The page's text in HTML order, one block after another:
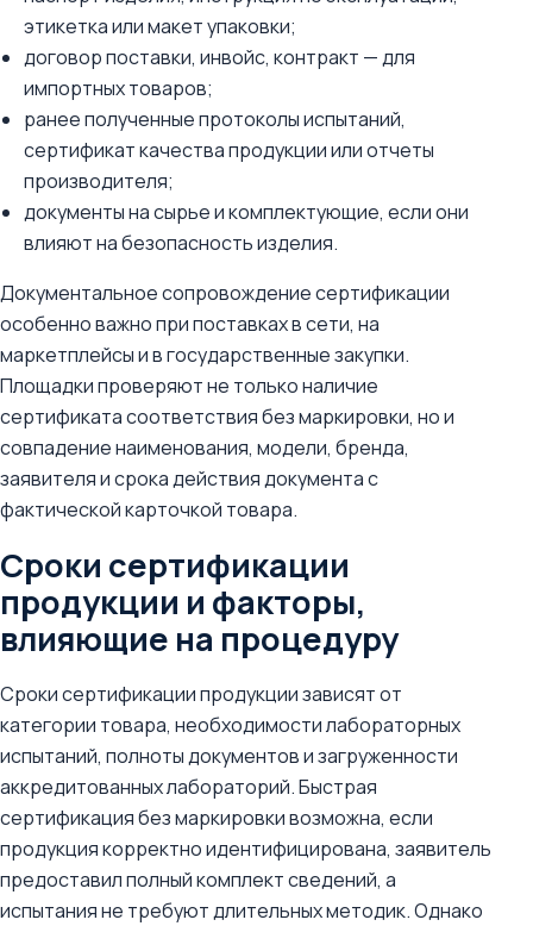
этикетка или макет упаковки;
договор поставки, инвойс, контракт — для
импортных товаров;
ранее полученные протоколы испытаний,
сертификат качества продукции или отчеты
производителя;
документы на сырье и комплектующие, если они
влияют на безопасность изделия.
Документальное сопровождение сертификации
особенно важно при поставках в сети, на
маркетплейсы и в государственные закупки.
Площадки проверяют не только наличие
сертификата соответствия без маркировки, но и
совпадение наименования, модели, бренда,
заявителя и срока действия документа с
фактической карточкой товара.
Сроки сертификации
продукции и факторы,
влияющие на процедуру
Сроки сертификации продукции зависят от
категории товара, необходимости лабораторных
испытаний, полноты документов и загруженности
аккредитованных лабораторий. Быстрая
сертификация без маркировки возможна, если
продукция корректно идентифицирована, заявитель
предоставил полный комплект сведений, а
испытания не требуют длительных методик. Однако